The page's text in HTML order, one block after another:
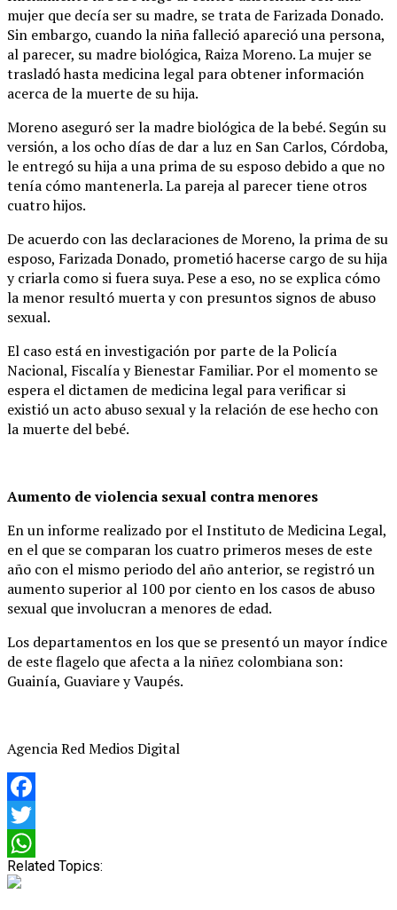
mujer que decía ser su madre, se trata de Farizada Donado.
Sin embargo, cuando la niña falleció apareció una persona,
al parecer, su madre biológica, Raiza Moreno. La mujer se
trasladó hasta medicina legal para obtener información
acerca de la muerte de su hija.
Moreno aseguró ser la madre biológica de la bebé. Según su
versión, a los ocho días de dar a luz en San Carlos, Córdoba,
le entregó su hija a una prima de su esposo debido a que no
tenía cómo mantenerla. La pareja al parecer tiene otros
cuatro hijos.
De acuerdo con las declaraciones de Moreno, la prima de su
esposo, Farizada Donado, prometió hacerse cargo de su hija
y criarla como si fuera suya. Pese a eso, no se explica cómo
la menor resultó muerta y con presuntos signos de abuso
sexual.
El caso está en investigación por parte de la Policía
Nacional, Fiscalía y Bienestar Familiar. Por el momento se
espera el dictamen de medicina legal para verificar si
existió un acto abuso sexual y la relación de ese hecho con
la muerte del bebé.
Aumento de violencia sexual contra menores
En un informe realizado por el Instituto de Medicina Legal,
en el que se comparan los cuatro primeros meses de este
año con el mismo periodo del año anterior, se registró un
aumento superior al 100 por ciento en los casos de abuso
sexual que involucran a menores de edad.
Los departamentos en los que se presentó un mayor índice
de este flagelo que afecta a la niñez colombiana son:
Guainía, Guaviare y Vaupés.
Agencia Red Medios Digital
Facebook
Twitter
WhatsApp
Related Topics: